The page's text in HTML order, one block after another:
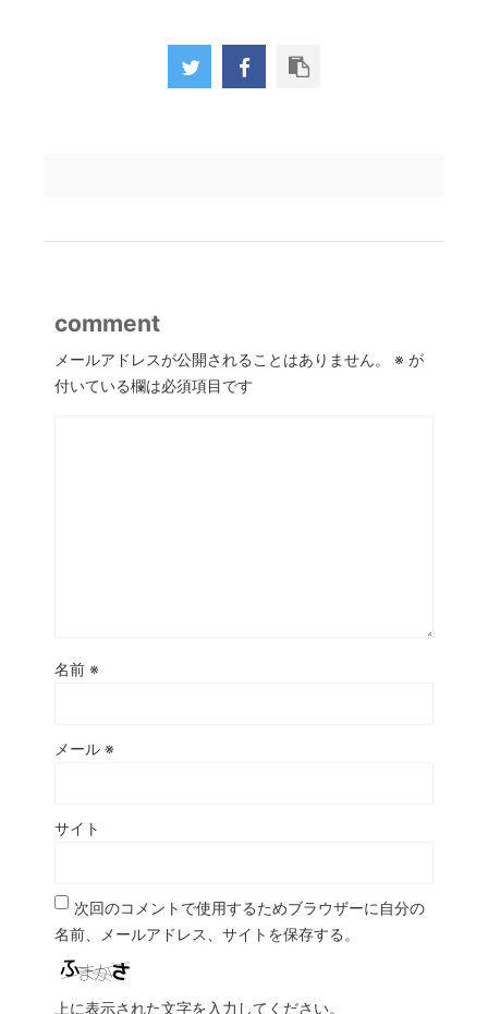
comment
メールアドレスが公開されることはありません。 ※ が
付いている欄は必須項目です
名前 ※
メール ※
サイト
次回のコメントで使用するためブラウザーに自分の
名前、メールアドレス、サイトを保存する。
上に表示された文字を入力してください。